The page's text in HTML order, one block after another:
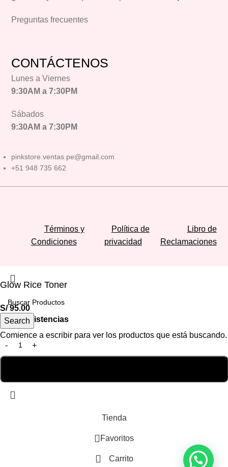
Preguntas frecuentes
CONTÁCTENOS
Lunes a Viernes
9:30AM a 7:30PM
Sábados
9:30AM a 7:30PM
pinkstore.ventas.pe@gmail.com
+51 948 735 662
Términos y
Condiciones
Política de
privacidad
Libro de
Reclamaciones
Search
Comience a escribir para ver los productos que está buscando.
Glow Rice Toner
S/95.00
Hay existencias
Tienda
Favoritos
Carrito